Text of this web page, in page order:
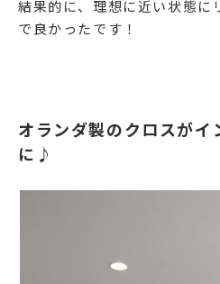
結果的に、理想に近い状態に
で良かったです！
オランダ製のクロスがイ
に♪